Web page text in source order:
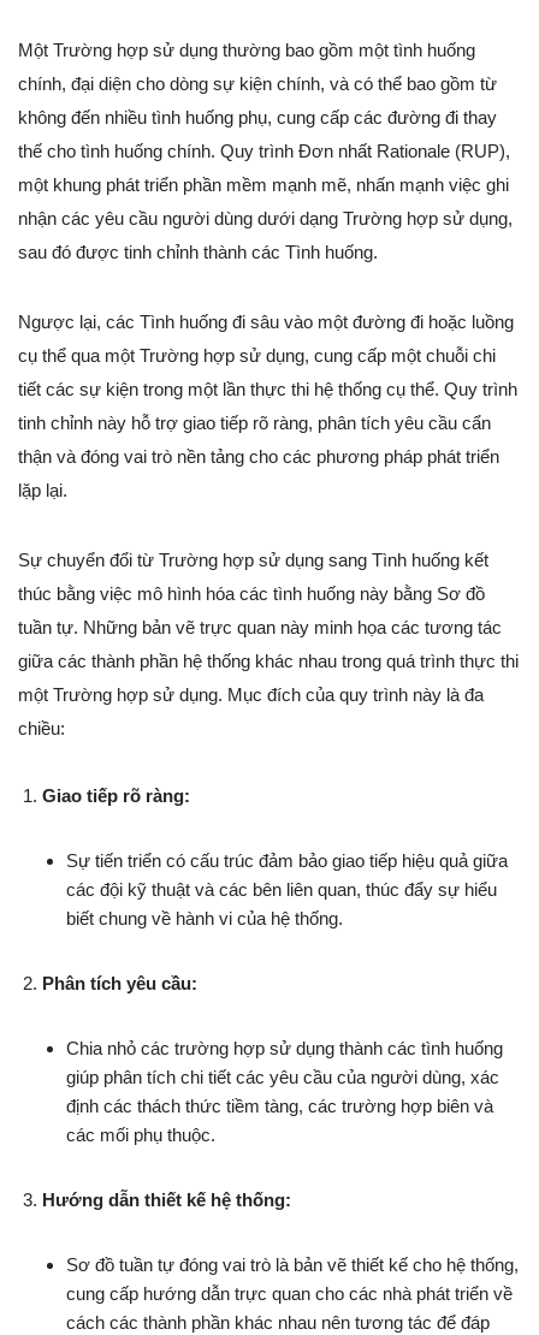
Một Trường hợp sử dụng thường bao gồm một tình huống
chính, đại diện cho dòng sự kiện chính, và có thể bao gồm từ
không đến nhiều tình huống phụ, cung cấp các đường đi thay
thế cho tình huống chính. Quy trình Đơn nhất Rationale (RUP),
một khung phát triển phần mềm mạnh mẽ, nhấn mạnh việc ghi
nhận các yêu cầu người dùng dưới dạng Trường hợp sử dụng,
sau đó được tinh chỉnh thành các Tình huống.
Ngược lại, các Tình huống đi sâu vào một đường đi hoặc luồng
cụ thể qua một Trường hợp sử dụng, cung cấp một chuỗi chi
tiết các sự kiện trong một lần thực thi hệ thống cụ thể. Quy trình
tinh chỉnh này hỗ trợ giao tiếp rõ ràng, phân tích yêu cầu cẩn
thận và đóng vai trò nền tảng cho các phương pháp phát triển
lặp lại.
Sự chuyển đổi từ Trường hợp sử dụng sang Tình huống kết
thúc bằng việc mô hình hóa các tình huống này bằng Sơ đồ
tuần tự. Những bản vẽ trực quan này minh họa các tương tác
giữa các thành phần hệ thống khác nhau trong quá trình thực thi
một Trường hợp sử dụng. Mục đích của quy trình này là đa
chiều:
Giao tiếp rõ ràng:
Sự tiến triển có cấu trúc đảm bảo giao tiếp hiệu quả giữa
các đội kỹ thuật và các bên liên quan, thúc đẩy sự hiểu
biết chung về hành vi của hệ thống.
Phân tích yêu cầu:
Chia nhỏ các trường hợp sử dụng thành các tình huống
giúp phân tích chi tiết các yêu cầu của người dùng, xác
định các thách thức tiềm tàng, các trường hợp biên và
các mối phụ thuộc.
Hướng dẫn thiết kế hệ thống:
Sơ đồ tuần tự đóng vai trò là bản vẽ thiết kế cho hệ thống,
cung cấp hướng dẫn trực quan cho các nhà phát triển về
cách các thành phần khác nhau nên tương tác để đáp